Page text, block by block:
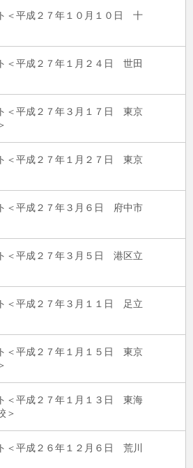
＜平成２７年１０月１０日 十
＜平成２７年１月２４日 世田
＜平成２７年３月１７日 東京
＜平成２７年１月２７日 東京
＜平成２７年３月６日 府中市
＜平成２７年３月５日 港区立
＜平成２７年３月１１日 足立
＜平成２７年１月１５日 東京
＜平成２７年１月１３日 東海
＞
＜平成２６年１２月６日 荒川